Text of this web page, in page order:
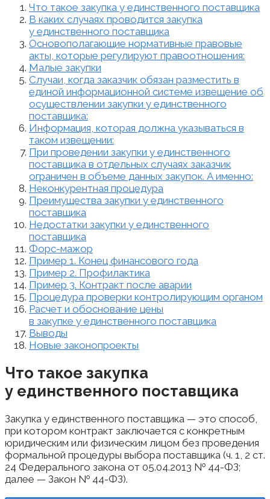
Что такое закупка у единственного поставщика
В каких случаях проводится закупка
у единственного поставщика
Основополагающие нормативные правовые
акты, которые регулируют правоотношения:
Малые закупки
Случаи, когда заказчик обязан разместить в
единой информационной системе извещение об
осуществлении закупки у единственного
поставщика:
Информация, которая должна указываться в
таком извещении:
При проведении закупки у единственного
поставщика в отдельных случаях заказчик
ограничен в объеме данных закупок. А именно:
Неконкурентная процедура
Преимущества закупки у единственного
поставщика
Недостатки закупки у единственного
поставщика
Форс-мажор
Пример 1. Конец финансового года
Пример 2. Профилактика
Пример 3. Контракт после аварии
Процедура проверки контролирующим органом
Расчет и обоснование цены
в закупке у единственного поставщика
Выводы
Новые законопроекты
Что такое закупка
у единственного поставщика
Закупка у единственного поставщика — это способ,
при котором контракт заключается с конкретным
юридическим или физическим лицом без проведения
формальной процедуры выбора поставщика (ч. 1, 2 ст.
24 Федерального закона от 05.04.2013 № 44-ФЗ;
далее — Закон № 44-ФЗ).